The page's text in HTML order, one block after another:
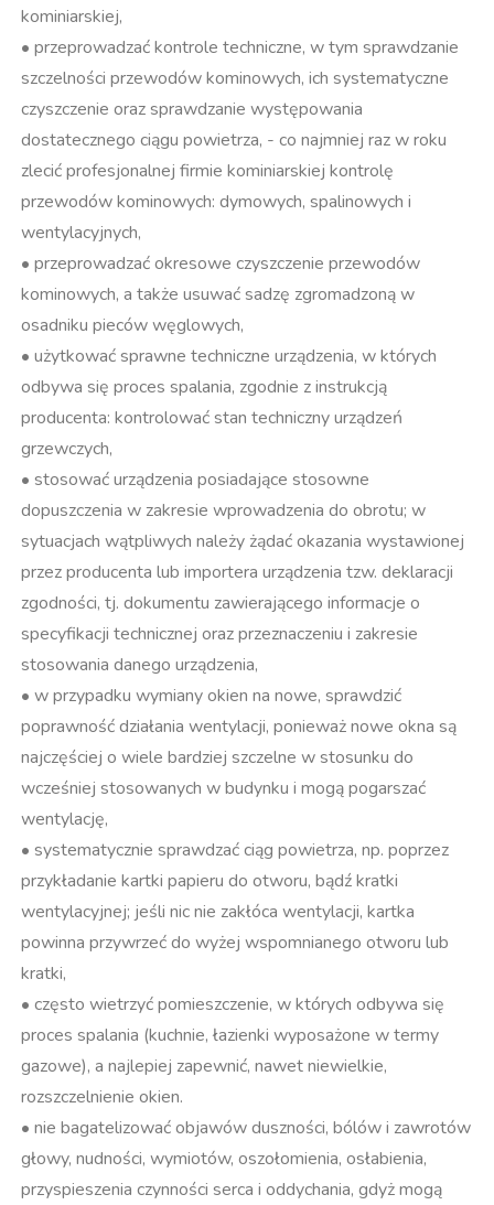
kominiarskiej,
• przeprowadzać kontrole techniczne, w tym sprawdzanie
szczelności przewodów kominowych, ich systematyczne
czyszczenie oraz sprawdzanie występowania
dostatecznego ciągu powietrza, - co najmniej raz w roku
zlecić profesjonalnej firmie kominiarskiej kontrolę
przewodów kominowych: dymowych, spalinowych i
wentylacyjnych,
• przeprowadzać okresowe czyszczenie przewodów
kominowych, a także usuwać sadzę zgromadzoną w
osadniku pieców węglowych,
• użytkować sprawne techniczne urządzenia, w których
odbywa się proces spalania, zgodnie z instrukcją
producenta: kontrolować stan techniczny urządzeń
grzewczych,
• stosować urządzenia posiadające stosowne
dopuszczenia w zakresie wprowadzenia do obrotu; w
sytuacjach wątpliwych należy żądać okazania wystawionej
przez producenta lub importera urządzenia tzw. deklaracji
zgodności, tj. dokumentu zawierającego informacje o
specyfikacji technicznej oraz przeznaczeniu i zakresie
stosowania danego urządzenia,
• w przypadku wymiany okien na nowe, sprawdzić
poprawność działania wentylacji, ponieważ nowe okna są
najczęściej o wiele bardziej szczelne w stosunku do
wcześniej stosowanych w budynku i mogą pogarszać
wentylację,
• systematycznie sprawdzać ciąg powietrza, np. poprzez
przykładanie kartki papieru do otworu, bądź kratki
wentylacyjnej; jeśli nic nie zakłóca wentylacji, kartka
powinna przywrzeć do wyżej wspomnianego otworu lub
kratki,
• często wietrzyć pomieszczenie, w których odbywa się
proces spalania (kuchnie, łazienki wyposażone w termy
gazowe), a najlepiej zapewnić, nawet niewielkie,
rozszczelnienie okien.
• nie bagatelizować objawów duszności, bólów i zawrotów
głowy, nudności, wymiotów, oszołomienia, osłabienia,
przyspieszenia czynności serca i oddychania, gdyż mogą